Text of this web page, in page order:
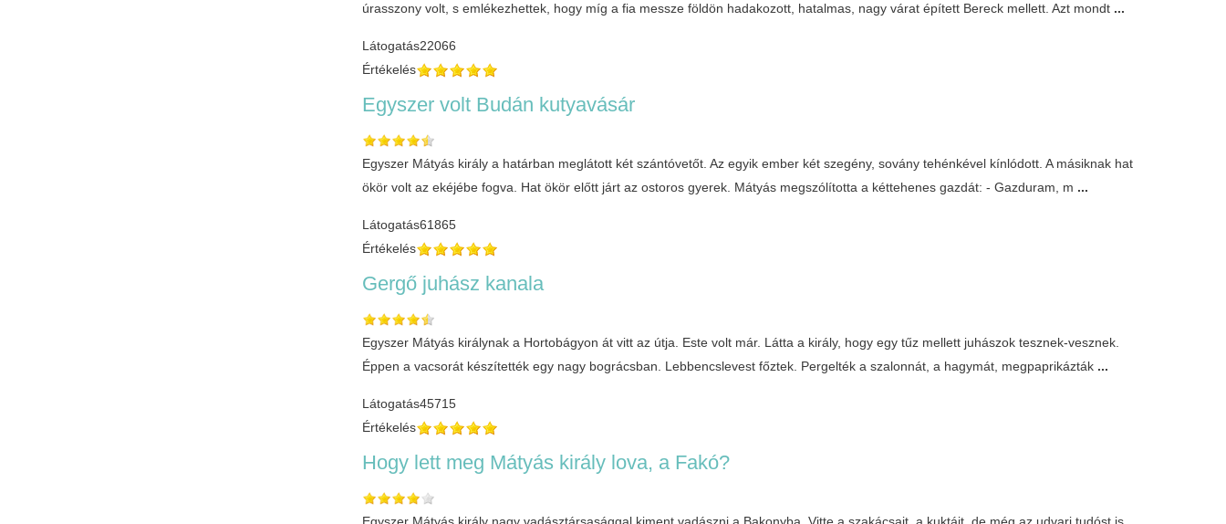
úrasszony volt, s emlékezhettek, hogy míg a fia messze földön hadakozott, hatalmas, nagy várat épített Bereck mellett. Azt mondt ...
Látogatás22066
Értékelés
Egyszer volt Budán kutyavásár
Egyszer Mátyás király a határban meglátott két szántóvetőt. Az egyik ember két szegény, sovány tehénkével kínlódott. A másiknak hat
ökör volt az ekéjébe fogva. Hat ökör előtt járt az ostoros gyerek. Mátyás megszólította a kéttehenes gazdát: - Gazduram, m ...
Látogatás61865
Értékelés
Gergő juhász kanala
Egyszer Mátyás királynak a Hortobágyon át vitt az útja. Este volt már. Látta a király, hogy egy tűz mellett juhászok tesznek-vesznek.
Éppen a vacsorát készítették egy nagy bográcsban. Lebbencslevest főztek. Pergelték a szalonnát, a hagymát, megpaprikázták ...
Látogatás45715
Értékelés
Hogy lett meg Mátyás király lova, a Fakó?